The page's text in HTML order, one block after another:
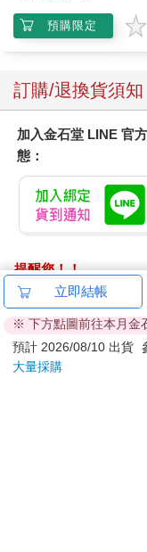
預購限定
訂購/退換貨須知
加入金石堂 LINE 官
態：
提醒您！！
金石堂及銀行均不會
ATM提款機，請不要
退換貨須知：
**提醒您，鑑賞期不
立即結帳
※ 下方點圖前往本月金
預計 2026/08/10 出貨
大量採購